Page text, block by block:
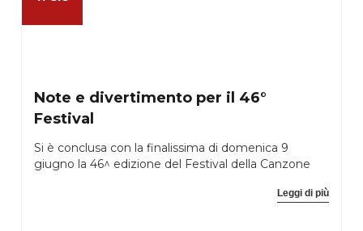
Note e divertimento per il 46°
Festival
Si è conclusa con la finalissima di domenica 9
giugno la 46^ edizione del Festival della Canzone
Leggi di più